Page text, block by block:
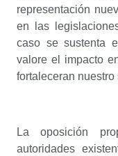
representación
en las
caso se sustenta
valore el impacto
fortaleceran
La oposición
autoridades